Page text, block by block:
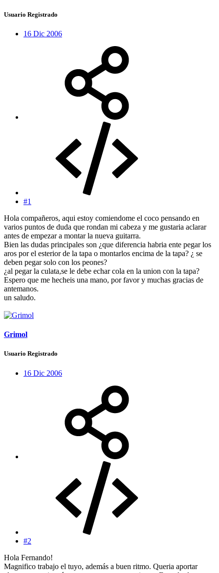
Usuario Registrado
16 Dic 2006
#1
Hola compañeros, aqui estoy comiendome el coco pensando en
varios puntos de duda que rondan mi cabeza y me gustaria aclarar
antes de empezar a montar la nueva guitarra.
Bien las dudas principales son ¿que diferencia habria ente pegar los
aros por el esterior de la tapa o montarlos encima de la tapa? ¿ se
deben pegar solo con los peones?
¿al pegar la culata,se le debe echar cola en la union con la tapa?
Espero que me hecheis una mano, por favor y muchas gracias de
antemanos.
un saludo.
Grimol
Usuario Registrado
16 Dic 2006
#2
Hola Fernando!
Magnifico trabajo el tuyo, además a buen ritmo. Queria aportar